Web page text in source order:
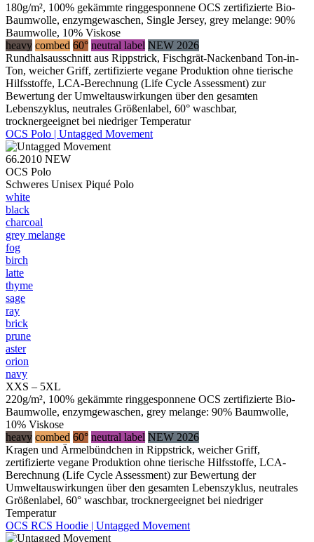
180g/m², 100% gekämmte ringgesponnene OCS zertifizierte Bio-
Baumwolle, enzymgewaschen, Single Jersey, grey melange: 90%
Baumwolle, 10% Viskose
heavy combed 60° neutral label NEW 2026
Rundhalsausschnitt aus Rippstrick, Fischgrät-Nackenband Ton-in-
Ton, weicher Griff, zertifizierte vegane Produktion ohne tierische
Hilfsstoffe, LCA-Berechnung (Life Cycle Assessment) zur
Bewertung der Umweltauswirkungen über den gesamten
Lebenszyklus, neutrales Größenlabel, 60° waschbar,
trocknergeeignet bei niedriger Temperatur
OCS Polo | Untagged Movement
66.2010 NEW
OCS Polo
Schweres Unisex Piqué Polo
white
black
charcoal
grey melange
fog
birch
latte
thyme
sage
ray
brick
prune
aster
orion
navy
XXS – 5XL
220g/m², 100% gekämmte ringgesponnene OCS zertifizierte Bio-
Baumwolle, enzymgewaschen, grey melange: 90% Baumwolle,
10% Viskose
heavy combed 60° neutral label NEW 2026
Kragen und Ärmelbündchen in Rippstrick, weicher Griff,
zertifizierte vegane Produktion ohne tierische Hilfsstoffe, LCA-
Berechnung (Life Cycle Assessment) zur Bewertung der
Umweltauswirkungen über den gesamten Lebenszyklus, neutrales
Größenlabel, 60° waschbar, trocknergeeignet bei niedriger
Temperatur
OCS RCS Hoodie | Untagged Movement